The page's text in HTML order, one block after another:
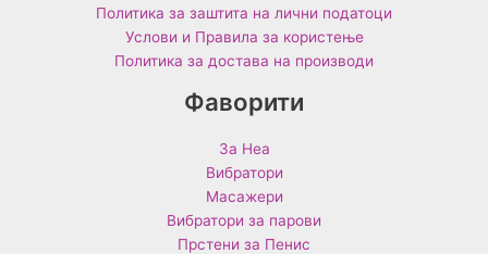
Политика за заштита на лични податоци
Услови и Правила за користење
Политика за достава на производи
Фаворити
За Неа
Вибратори
Масажери
Вибратори за парови
Прстени за Пенис